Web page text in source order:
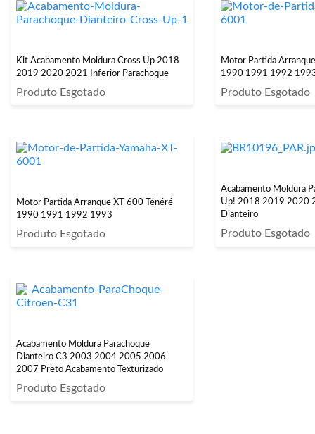
Kit Acabamento Moldura Cross Up 2018
2019 2020 2021 Inferior Parachoque
Produto Esgotado
Motor Partida
1990 1991 1992
Produto Esgotado
Motor Partida Arranque XT 600 Ténéré
1990 1991 1992 1993
Produto Esgotado
Acabamento Moldura
Up! 2018 2019 2020
Dianteiro
Produto Esgotado
Acabamento Moldura Parachoque
Dianteiro C3 2003 2004 2005 2006
2007 Preto Acabamento Texturizado
Produto Esgotado